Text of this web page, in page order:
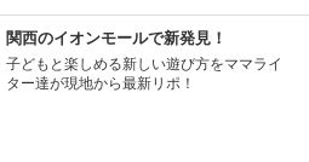
関西のイオンモールで新発見！
子どもと楽しめる新しい遊び方をママライ
ター達が現地から最新リポ！